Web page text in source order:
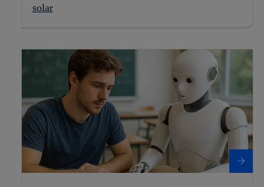
solar